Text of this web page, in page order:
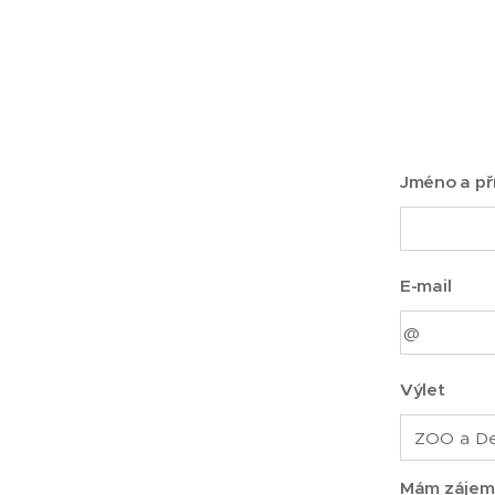
Jméno a
E-mail
Výlet
Mám